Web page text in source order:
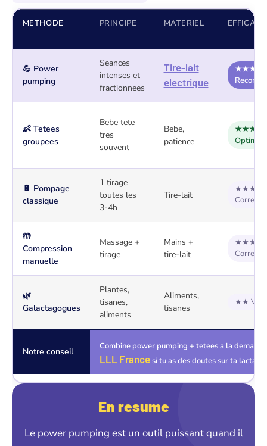
METHODE PRINCIPE MATERIEL
💪 Power
pumping
Seances
intenses et
fractionnees
Tire-lait
electrique
★★★★
👶 Tetees
groupees
Bebe tete
tres
souvent
Bebe,
patience
Optimal
🔋 Pompage
classique
1 tirage
toutes les
3-4h
Tire-lait
★★★
Correct
🤲
Compression
manuelle
Massage +
tirage
Mains +
tire-lait
★★★
Correct
🌿
Galactagogues
Plantes,
tisanes,
aliments
Aliments,
tisanes
★★
Notre conseil Combine power pumping + tetees a la
LLL Francesi tu as des doutes sur ta
En resume
Le power pumping est un outil puissant quand il